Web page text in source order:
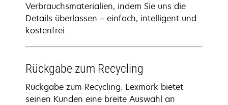
Verbrauchsmaterialien, indem Sie uns die
Details überlassen – einfach, intelligent und
kostenfrei.
Rückgabe zum Recycling
Rückgabe zum Recycling: Lexmark bietet
seinen Kunden eine breite Auswahl an